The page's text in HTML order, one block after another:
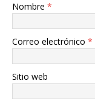
Nombre *
Correo electrónico *
Sitio web